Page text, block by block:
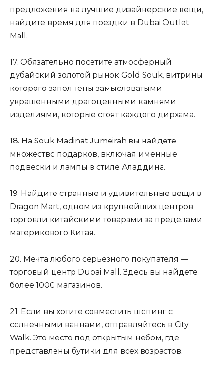
предложения на лучшие дизайнерские вещи,
найдите время для поездки в Dubai Outlet
Mall.
17. Обязательно посетите атмосферный
дубайский золотой рынок Gold Souk, витрины
которого заполнены замысловатыми,
украшенными драгоценными камнями
изделиями, которые стоят каждого дирхама.
18. На Souk Madinat Jumeirah вы найдете
множество подарков, включая именные
подвески и лампы в стиле Аладдина.
19. Найдите странные и удивительные вещи в
Dragon Mart, одном из крупнейших центров
торговли китайскими товарами за пределами
материкового Китая.
20. Мечта любого серьезного покупателя —
торговый центр Dubai Mall. Здесь вы найдете
более 1000 магазинов.
21. Если вы хотите совместить шопинг с
солнечными ваннами, отправляйтесь в City
Walk. Это место под открытым небом, где
представлены бутики для всех возрастов.